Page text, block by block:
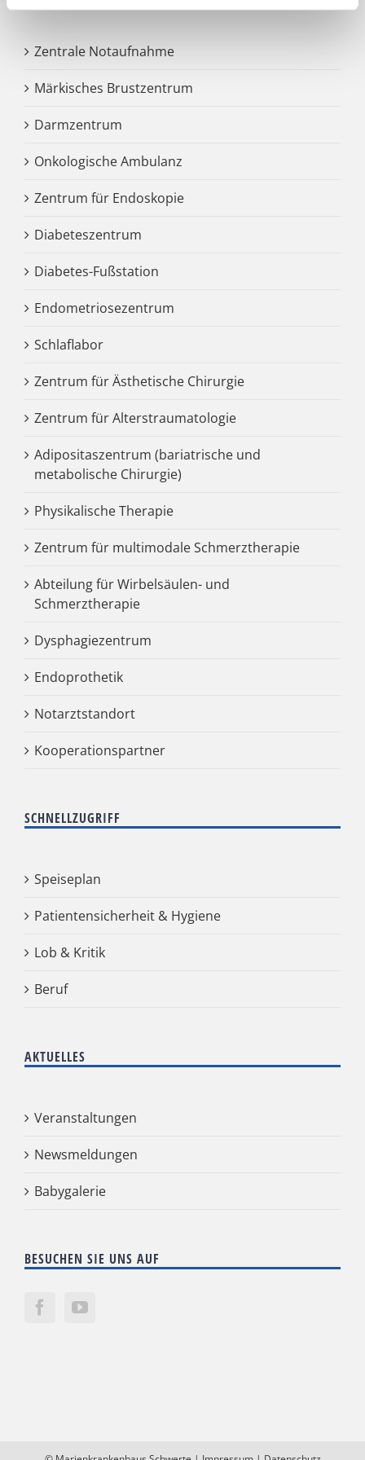
Zentrale Notaufnahme
Märkisches Brustzentrum
Darmzentrum
Onkologische Ambulanz
Zentrum für Endoskopie
Diabeteszentrum
Diabetes-Fußstation
Endometriosezentrum
Schlaflabor
Zentrum für Ästhetische Chirurgie
Zentrum für Alterstraumatologie
Adipositaszentrum (bariatrische und
metabolische Chirurgie)
Physikalische Therapie
Zentrum für multimodale Schmerztherapie
Abteilung für Wirbelsäulen- und
Schmerztherapie
Dysphagiezentrum
Endoprothetik
Notarztstandort
Kooperationspartner
SCHNELLZUGRIFF
Speiseplan
Patientensicherheit & Hygiene
Lob & Kritik
Beruf
AKTUELLES
Veranstaltungen
Newsmeldungen
Babygalerie
BESUCHEN SIE UNS AUF